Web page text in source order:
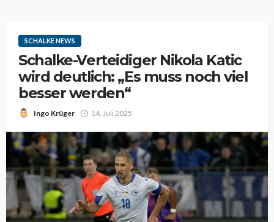
SCHALKE NEWS
Schalke-Verteidiger Nikola Katic
wird deutlich: „Es muss noch viel
besser werden“
Ingo Krüger 14. Juli 2025